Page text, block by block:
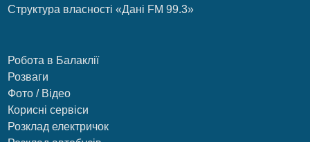
Структура власності «Дані FM 99.3»
Робота в Балаклії
Розваги
Фото / Відео
Корисні сервіси
Розклад електричок